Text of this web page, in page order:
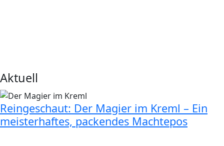
Aktuell
Reingeschaut: Der Magier im Kreml – Ein
meisterhaftes, packendes Machtepos